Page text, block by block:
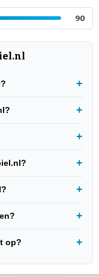
90
op?